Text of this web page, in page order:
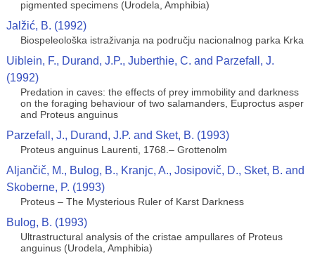
pigmented specimens (Urodela, Amphibia)
Jalžić, B. (1992)
Biospeleološka istraživanja na području nacionalnog parka Krka
Uiblein, F., Durand, J.P., Juberthie, C. and Parzefall, J.
(1992)
Predation in caves: the effects of prey immobility and darkness
on the foraging behaviour of two salamanders, Euproctus asper
and Proteus anguinus
Parzefall, J., Durand, J.P. and Sket, B. (1993)
Proteus anguinus Laurenti, 1768.– Grottenolm
Aljančič, M., Bulog, B., Kranjc, A., Josipovič, D., Sket, B. and
Skoberne, P. (1993)
Proteus – The Mysterious Ruler of Karst Darkness
Bulog, B. (1993)
Ultrastructural analysis of the cristae ampullares of Proteus
anguinus (Urodela, Amphibia)